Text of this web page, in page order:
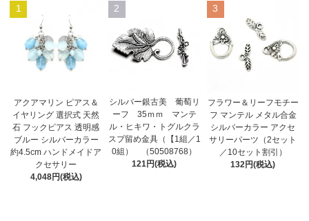
1
アクアマリン ピアス＆
イヤリング 選択式 天然
石 フックピアス 透明感
ブルー シルバーカラー
約4.5cm ハンドメイドア
クセサリー
4,048円(税込)
2
シルバー銀古美 葡萄リ
ーフ 35ｍｍ マンテ
ル・ヒキワ・トグルクラ
スプ留め金具（【1組／1
0組） （50508768）
121円(税込)
3
フラワー＆リーフモチー
フ マンテル メタル合金
シルバーカラー アクセ
サリーパーツ（2セット
／10セット割引）
132円(税込)